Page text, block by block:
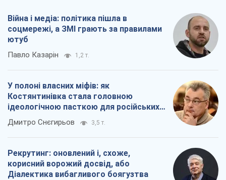
Війна і медіа: політика пішла в
соцмережі, а ЗМІ грають за правилами
ютуб
Павло Казарін 1,2 т.
У полоні власних міфів: як
Костянтинівка стала головною
ідеологічною пасткою для російських
окупантів
Дмитро Снєгирьов 3,5 т.
Рекрутинг: оновлений і, схоже,
корисний ворожий досвід, або
Діалектика вибагливого боягузтва